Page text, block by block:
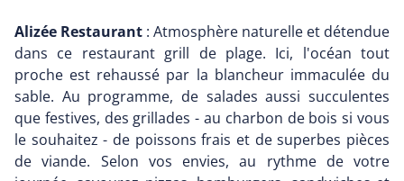
Alizée Restaurant : Atmosphère naturelle et détendue
dans ce restaurant grill de plage. Ici, l'océan tout
proche est rehaussé par la blancheur immaculée du
sable. Au programme, de salades aussi succulentes
que festives, des grillades - au charbon de bois si vous
le souhaitez - de poissons frais et de superbes pièces
de viande. Selon vos envies, au rythme de votre